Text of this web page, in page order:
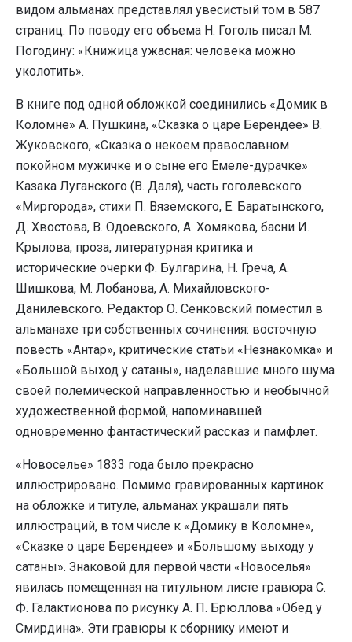
видом альманах представлял увесистый том в 587
страниц. По поводу его объема Н. Гоголь писал М.
Погодину: «Книжица ужасная: человека можно
уколотить».
В книге под одной обложкой соединились «Домик в
Коломне» А. Пушкина, «Сказка о царе Берендее» В.
Жуковского, «Сказка о некоем православном
покойном мужичке и о сыне его Емеле-дурачке»
Казака Луганского (В. Даля), часть гоголевского
«Миргорода», стихи П. Вяземского, Е. Баратынского,
Д. Хвостова, В. Одоевского, А. Хомякова, басни И.
Крылова, проза, литературная критика и
исторические очерки Ф. Булгарина, Н. Греча, А.
Шишкова, М. Лобанова, А. Михайловского-
Данилевского. Редактор О. Сенковский поместил в
альманахе три собственных сочинения: восточную
повесть «Антар», критические статьи «Незнакомка» и
«Большой выход у сатаны», наделавшие много шума
своей полемической направленностью и необычной
художественной формой, напоминавшей
одновременно фантастический рассказ и памфлет.
«Новоселье» 1833 года было прекрасно
иллюстрировано. Помимо гравированных картинок
на обложке и титуле, альманах украшали пять
иллюстраций, в том числе к «Домику в Коломне»,
«Сказке о царе Берендее» и «Большому выходу у
сатаны». Знаковой для первой части «Новоселья»
явилась помещенная на титульном листе гравюра С.
Ф. Галактионова по рисунку А. П. Брюллова «Обед у
Смирдина». Эти гравюры к сборнику имеют и